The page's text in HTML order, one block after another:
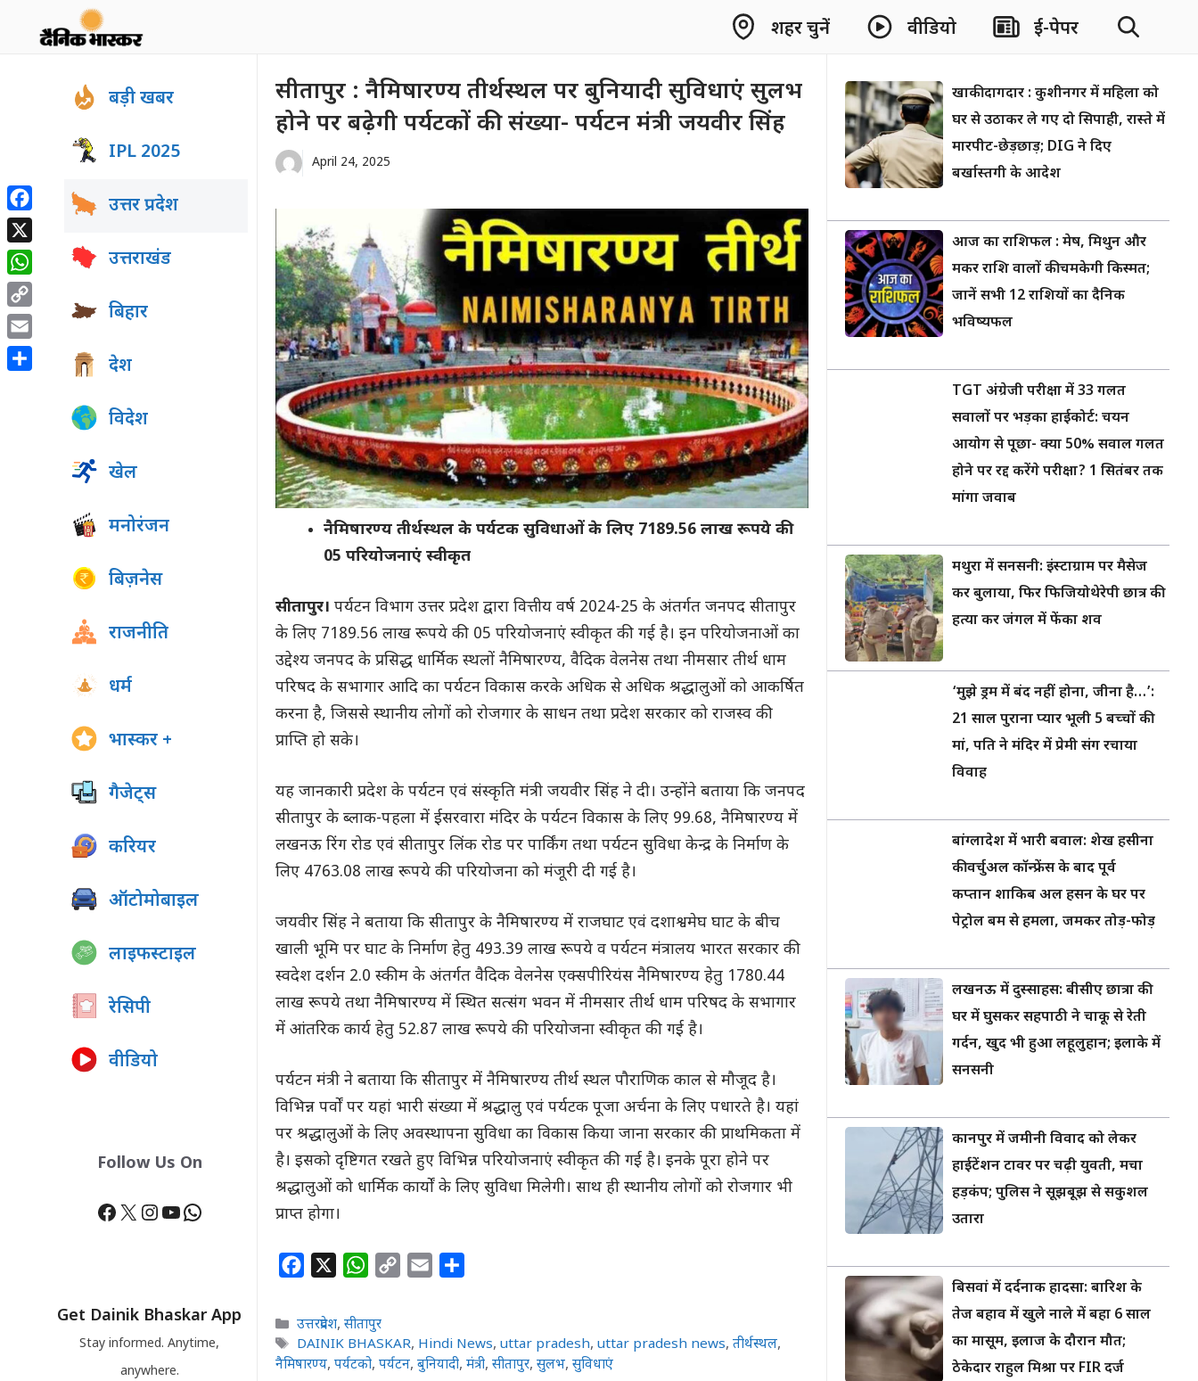
शहर चुनें वीडियो ई-पेपर
सीतापुर : नैमिषारण्य तीर्थस्थल पर बुनियादी सुविधाएं सुलभ
होने पर बढ़ेगी पर्यटकों की संख्या- पर्यटन मंत्री जयवीर सिंह
April 24, 2025
नैमिषारण्य तीर्थस्थल के पर्यटक सुविधाओं के लिए 7189.56 लाख रूपये की
05 परियोजनाएं स्वीकृत
सीतापुर। पर्यटन विभाग उत्तर प्रदेश द्वारा वित्तीय वर्ष 2024-25 के अंतर्गत जनपद सीतापुर
के लिए 7189.56 लाख रूपये की 05 परियोजनाएं स्वीकृत की गई है। इन परियोजनाओं का
उद्देश्य जनपद के प्रसिद्ध धार्मिक स्थलों नैमिषारण्य, वैदिक वेलनेस तथा नीमसार तीर्थ धाम
परिषद के सभागार आदि का पर्यटन विकास करके अधिक से अधिक श्रद्धालुओं को आकर्षित
करना है, जिससे स्थानीय लोगों को रोजगार के साधन तथा प्रदेश सरकार को राजस्व की
प्राप्ति हो सके।
यह जानकारी प्रदेश के पर्यटन एवं संस्कृति मंत्री जयवीर सिंह ने दी। उन्होंने बताया कि जनपद
सीतापुर के ब्लाक-पहला में ईसरवारा मंदिर के पर्यटन विकास के लिए 99.68, नैमिषारण्य में
लखनऊ रिंग रोड एवं सीतापुर लिंक रोड पर पार्किंग तथा पर्यटन सुविधा केन्द्र के निर्माण के
लिए 4763.08 लाख रूपये की परियोजना को मंजूरी दी गई है।
जयवीर सिंह ने बताया कि सीतापुर के नैमिषारण्य में राजघाट एवं दशाश्वमेघ घाट के बीच
खाली भूमि पर घाट के निर्माण हेतु 493.39 लाख रूपये व पर्यटन मंत्रालय भारत सरकार की
स्वदेश दर्शन 2.0 स्कीम के अंतर्गत वैदिक वेलनेस एक्सपीरियंस नैमिषारण्य हेतु 1780.44
लाख रूपये तथा नैमिषारण्य में स्थित सत्संग भवन में नीमसार तीर्थ धाम परिषद के सभागार
में आंतरिक कार्य हेतु 52.87 लाख रूपये की परियोजना स्वीकृत की गई है।
पर्यटन मंत्री ने बताया कि सीतापुर में नैमिषारण्य तीर्थ स्थल पौराणिक काल से मौजूद है।
विभिन्न पर्वों पर यहां भारी संख्या में श्रद्धालु एवं पर्यटक पूजा अर्चना के लिए पधारते है। यहां
पर श्रद्धालुओं के लिए अवस्थापना सुविधा का विकास किया जाना सरकार की प्राथमिकता में
है। इसको दृष्टिगत रखते हुए विभिन्न परियोजनाएं स्वीकृत की गई है। इनके पूरा होने पर
श्रद्धालुओं को धार्मिक कार्यों के लिए सुविधा मिलेगी। साथ ही स्थानीय लोगों को रोजगार भी
प्राप्त होगा।
c
e
b
W
a
t
s
y
L
i
l
r
e
Categories
उत्तरप्रदेश,सीतापुर
Tags
DAINIK BHASKAR, Hindi News,uttar pradesh,uttar pradesh news,तीर्थस्थल,
नैमिषारण्य, पर्यटको, पर्यटन, बुनियादी, मंत्री, सीतापुर, सुलभ, सुविधाएं
बड़ी खबर
IPL 2025
उत्तर प्रदेश
उत्तराखंड
बिहार
देश
विदेश
खेल
मनोरंजन
बिज़नेस
राजनीति
धर्म
भास्कर +
गैजेट्स
करियर
ऑटोमोबाइल
लाइफस्टाइल
रेसिपी
वीडियो
Follow Us On
Facebook
X Instagram
YouTube
WhatsApp
Get Dainik Bhaskar App
Stay informed. Anytime,
anywhere.
खाकी दागदार : कुशीनगर में महिला को
घर से उठाकर ले गए दो सिपाही, रास्ते में
मारपीट-छेड़छाड़; DIG ने दिए
बर्खास्तगी के आदेश
आज का राशिफल : मेष, मिथुन और
मकर राशि वालों की चमकेगी किस्मत;
जानें सभी 12 राशियों का दैनिक
भविष्यफल
TGT अंग्रेजी परीक्षा में 33 गलत
सवालों पर भड़का हाईकोर्ट: चयन
आयोग से पूछा- क्या 50% सवाल गलत
होने पर रद्द करेंगे परीक्षा? 1 सितंबर तक
मांगा जवाब
मथुरा में सनसनी: इंस्टाग्राम पर मैसेज
कर बुलाया, फिर फिजियोथेरेपी छात्र की
हत्या कर जंगल में फेंका शव
‘मुझे ड्रम में बंद नहीं होना, जीना है…’:
21 साल पुराना प्यार भूली 5 बच्चों की
मां, पति ने मंदिर में प्रेमी संग रचाया
विवाह
बांग्लादेश में भारी बवाल: शेख हसीना
की वर्चुअल कॉन्फ्रेंस के बाद पूर्व
कप्तान शाकिब अल हसन के घर पर
पेट्रोल बम से हमला, जमकर तोड़-फोड़
लखनऊ में दुस्साहस: बीसीए छात्रा की
घर में घुसकर सहपाठी ने चाकू से रेती
गर्दन, खुद भी हुआ लहूलुहान; इलाके में
सनसनी
कानपुर में जमीनी विवाद को लेकर
हाईटेंशन टावर पर चढ़ी युवती, मचा
हड़कंप; पुलिस ने सूझबूझ से सकुशल
उतारा
बिसवां में दर्दनाक हादसा: बारिश के
तेज बहाव में खुले नाले में बहा 6 साल
का मासूम, इलाज के दौरान मौत;
ठेकेदार राहुल मिश्रा पर FIR दर्ज
Facebook
X
WhatsApp
Copy
Link
Email